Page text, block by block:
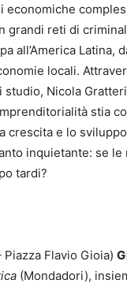
economiche
grandi reti di
all’America Latina,
locali.
Nicola
stia
crescita e lo
inquietante: se
tardi?
Piazza Flavio Gioia)
(Mondadori),